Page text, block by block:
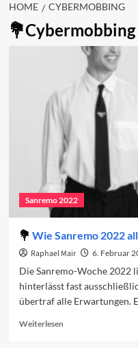
HOME CYBERMOBBING
Cybermobbing
Sanremo 2022
Wie Sanremo 2022
Raphael Mair 6. Februar
Die Sanremo-Woche 2022
hinterlässt fast
übertraf alle Erwartungen.
WeiterlesenRead